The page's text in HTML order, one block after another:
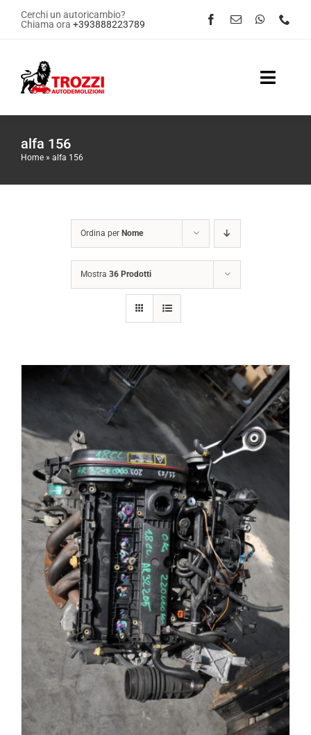
SaltaCerchi un autoricambio?
Chiama ora +393888223789
Toggle
alfa 156
Home » alfa 156
Ordina per Nome
Mostra 36 Prodotti